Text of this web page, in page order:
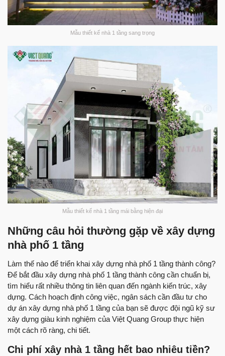
Mẫu thiết kế nhà 1 tầng sang trọng
Mẫu thiết kế nhà 1 tầng mái bằng hiện đại
Những câu hỏi thường gặp về xây dựng
nhà phố 1 tầng
Làm thế nào để triển khai xây dựng nhà phố 1 tầng thành công?
Để bắt đầu xây dựng nhà phố 1 tầng thành công cần chuẩn bị,
tìm hiểu rất nhiều thông tin liên quan đến ngành kiến trúc, xây
dựng. Cách hoạch định công việc, ngân sách cần đầu tư cho
dự án xây dựng nhà phố 1 tầng của bạn sẽ được đội ngũ kỹ sư
xây dựng giàu kinh nghiệm của Việt Quang Group thực hiện
một cách rõ ràng, chi tiết.
Chi phí xây nhà 1 tầng hết bao nhiêu tiền?